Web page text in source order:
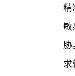
精
敏
胁
求